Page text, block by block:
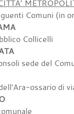
Comuni (in
Collicelli
sede del
ossario di